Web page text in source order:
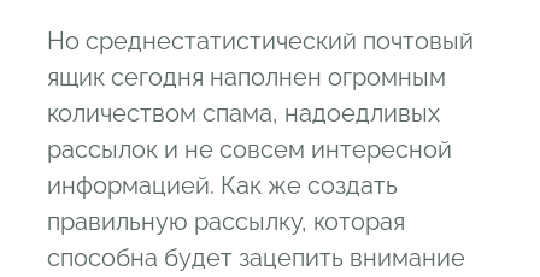
Но среднестатистический почтовый
ящик сегодня наполнен огромным
количеством спама, надоедливых
рассылок и не совсем интересной
информацией. Как же создать
правильную рассылку, которая
способна будет зацепить внимание